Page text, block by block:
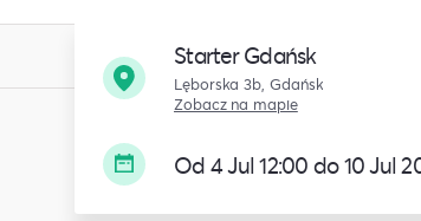
Starter Gdańsk
Lęborska 3b, Gdańsk
Zobacz na mapie
Od 4 Jul 12:00 do 10 Jul